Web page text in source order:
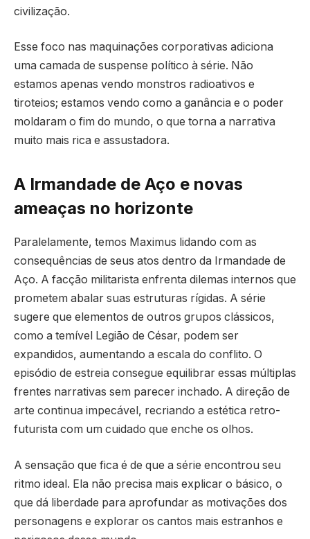
civilização.
Esse foco nas maquinações corporativas adiciona
uma camada de suspense político à série. Não
estamos apenas vendo monstros radioativos e
tiroteios; estamos vendo como a ganância e o poder
moldaram o fim do mundo, o que torna a narrativa
muito mais rica e assustadora.
A Irmandade de Aço e novas
ameaças no horizonte
Paralelamente, temos Maximus lidando com as
consequências de seus atos dentro da Irmandade de
Aço. A facção militarista enfrenta dilemas internos que
prometem abalar suas estruturas rígidas. A série
sugere que elementos de outros grupos clássicos,
como a temível Legião de César, podem ser
expandidos, aumentando a escala do conflito. O
episódio de estreia consegue equilibrar essas múltiplas
frentes narrativas sem parecer inchado. A direção de
arte continua impecável, recriando a estética retro-
futurista com um cuidado que enche os olhos.
A sensação que fica é de que a série encontrou seu
ritmo ideal. Ela não precisa mais explicar o básico, o
que dá liberdade para aprofundar as motivações dos
personagens e explorar os cantos mais estranhos e